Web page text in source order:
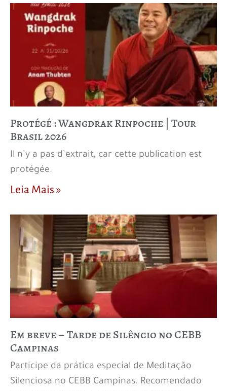
Protégé : Wangdrak Rinpoche | Tour
Brasil 2026
Il n’y a pas d’extrait, car cette publication est
protégée.
Leia Mais »
Em breve – Tarde de Silêncio no CEBB
Campinas
Participe da prática especial de Meditação
Silenciosa no CEBB Campinas. Recomendado